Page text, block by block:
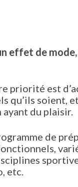
effet de
priorité est
qu’ils soient,
du plaisir.
de
etc.